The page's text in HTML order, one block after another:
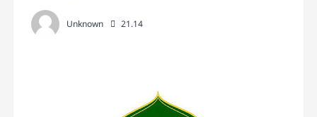
Unknown 21.14